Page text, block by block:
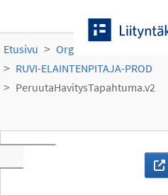
Etusivu Organisaatiot
RUVI-ELAINTENPITAJA-PROD
PeruutaHavitysTapahtuma.v2